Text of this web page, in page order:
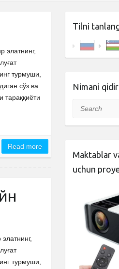
элатнинг,
турмуши,
сўз ва
тараққиёти
Read more
турмуши,
Tilni
Nimani
Search
Maktablar
uchun